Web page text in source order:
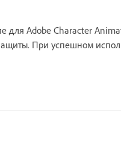
для Adobe Character
При успешном